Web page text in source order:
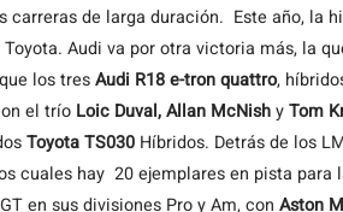
carreras de larga duración. Este año, la
Audi va por otra victoria más, la
los tresAudi R18 e-tron quattro,
el trío Loic Duval, Allan McNishyTom
Toyota TS030 Híbridos. Detrás de los
cuales hay 20 ejemplares en pista
en sus divisiones Pro y Am, con Aston